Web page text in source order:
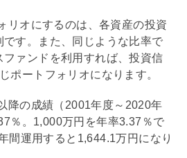
リオにするのは、各資産の投資
す。また、同じような比率で
ァンドを利用すれば、投資信
ポートフォリオになります。
降の成績（2001年度～2020年
％。1,000万円を年率3.37％で
間運用すると1,644.1万円になり